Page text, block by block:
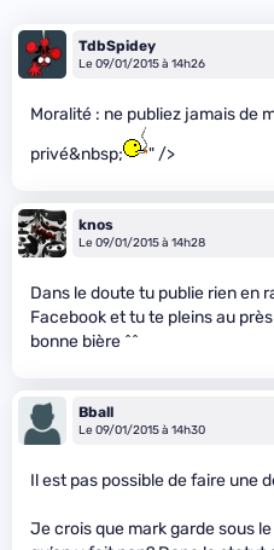
TdbSpidey
Le 09/01/2015 à 14h26
Moralité : ne publiez jamais de
privé&nbsp;
" />
knos
Le 09/01/2015 à 14h28
Dans le doute tu publie rien en
Facebook et tu te pleins au
bonne bière ^^
Bball
Le 09/01/2015 à 14h30
Il est pas possible de faire une
Je crois que mark garde sous